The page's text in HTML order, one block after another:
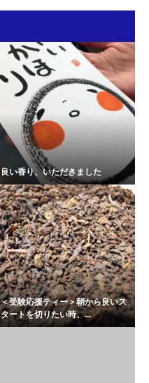
良い香り、いただきました
＜受験応援ティー＞朝から良いス
タートを切りたい時、...